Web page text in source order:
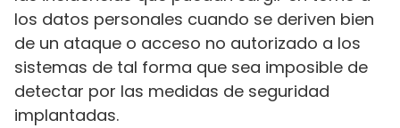
los datos personales cuando se deriven bien
de un ataque o acceso no autorizado a los
sistemas de tal forma que sea imposible de
detectar por las medidas de seguridad
implantadas.